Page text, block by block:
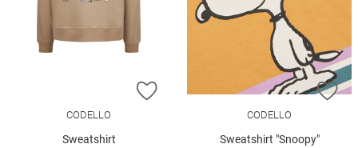
ZUR WUNSCHLISTE HINZUFÜGEN
CODELLO
Sweatshirt
CODELLO
Sweatshirt "Snoopy"